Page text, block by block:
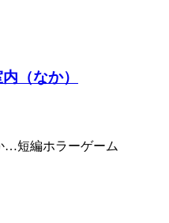
（なか）
…短編ホラーゲーム